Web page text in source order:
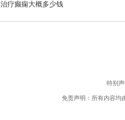
治疗癫痫大概多少钱
特别
免责声明：所有内容均